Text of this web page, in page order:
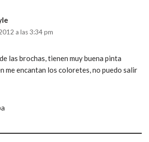
a las 3:34 pm
las brochas, tienen muy buena pinta
me encantan los coloretes, no puedo salir